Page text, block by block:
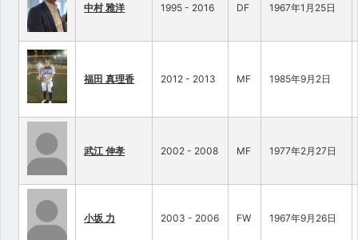
中村 雅洋 1995 - 2016 DF 1967年1月25日
福田 真理香 2012 - 2013 MF 1985年9月2日
武江 伸孝 2002 - 2008 MF 1977年2月27日
小坂 力 2003 - 2006 FW 1967年9月26日